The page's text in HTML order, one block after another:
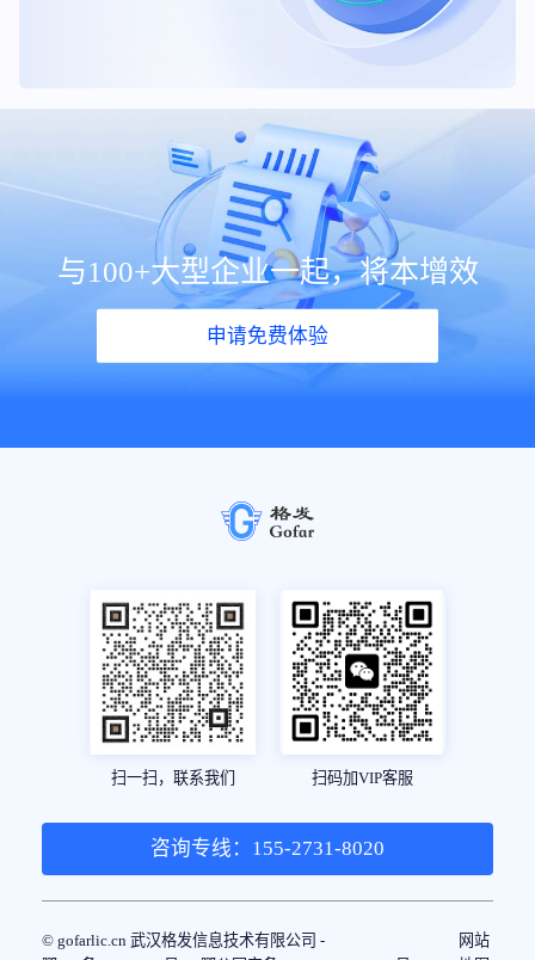
与100+大型企业一起，将本增效
申请免费体验
扫一扫，联系我们 扫码加VIP客服
咨询专线：155-2731-8020
© gofarlic.cn 武汉格发信息技术有限公司 -
网站